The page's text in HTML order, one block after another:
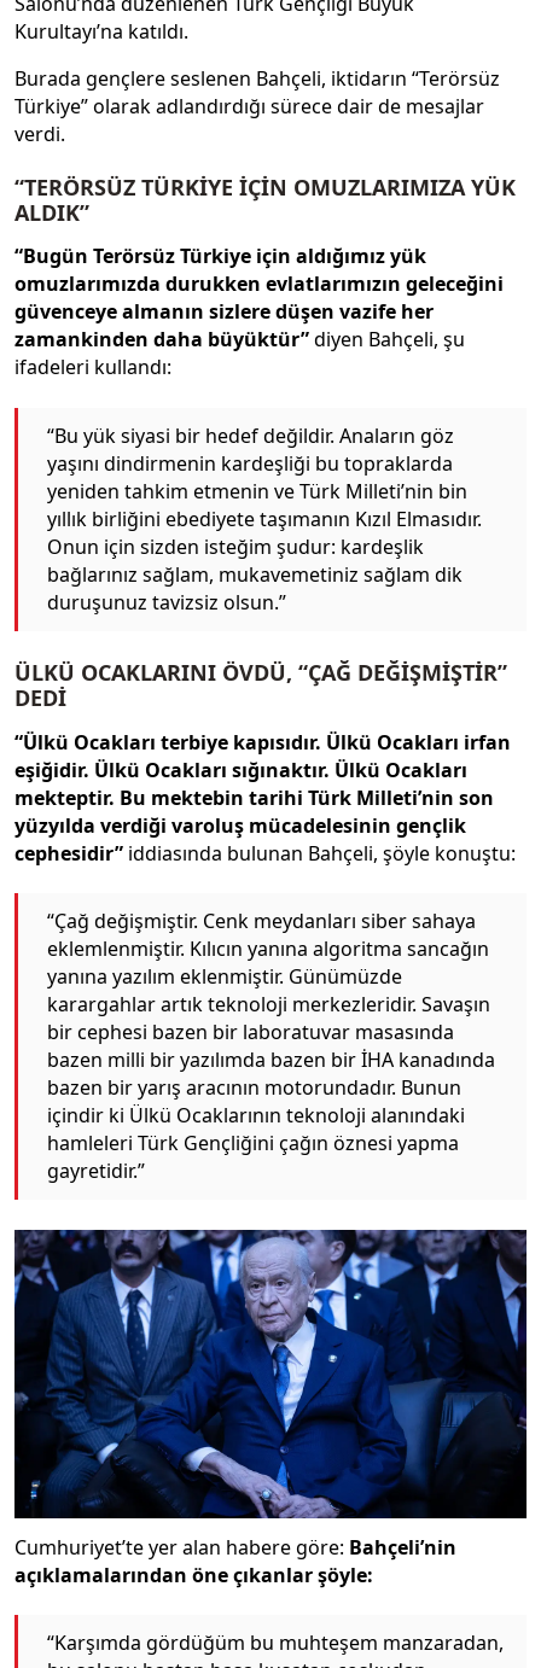
Kurultayı’na katıldı.
Burada gençlere seslenen Bahçeli, iktidarın “Terörsüz
Türkiye” olarak adlandırdığı sürece dair de mesajlar
verdi.
“TERÖRSÜZ TÜRKİYE İÇİN OMUZLARIMIZA YÜK
ALDIK”
“Bugün Terörsüz Türkiye için aldığımız yük
omuzlarımızda durukken evlatlarımızın geleceğini
güvenceye almanın sizlere düşen vazife her
zamankinden daha büyüktür”diyen Bahçeli, şu
ifadeleri kullandı:
“Bu yük siyasi bir hedef değildir. Anaların göz
yaşını dindirmenin kardeşliği bu topraklarda
yeniden tahkim etmenin ve Türk Milleti’nin bin
yıllık birliğini ebediyete taşımanın Kızıl Elmasıdır.
Onun için sizden isteğim şudur: kardeşlik
bağlarınız sağlam, mukavemetiniz sağlam dik
duruşunuz tavizsiz olsun.”
ÜLKÜ OCAKLARINI ÖVDÜ, “ÇAĞ DEĞİŞMİŞTİR”
DEDİ
“Ülkü Ocakları terbiye kapısıdır. Ülkü Ocakları irfan
eşiğidir. Ülkü Ocakları sığınaktır. Ülkü Ocakları
mekteptir. Bu mektebin tarihi Türk Milleti’nin son
yüzyılda verdiği varoluş mücadelesinin gençlik
cephesidir” iddiasında bulunan Bahçeli, şöyle konuştu:
“Çağ değişmiştir. Cenk meydanları siber sahaya
eklemlenmiştir. Kılıcın yanına algoritma sancağın
yanına yazılım eklenmiştir. Günümüzde
karargahlar artık teknoloji merkezleridir. Savaşın
bir cephesi bazen bir laboratuvar masasında
bazen milli bir yazılımda bazen bir İHA kanadında
bazen bir yarış aracının motorundadır. Bunun
içindir ki Ülkü Ocaklarının teknoloji alanındaki
hamleleri Türk Gençliğini çağın öznesi yapma
gayretidir.”
Cumhuriyet’te yer alan habere göre: Bahçeli’nin
açıklamalarından öne çıkanlar şöyle:
“Karşımda gördüğüm bu muhteşem manzaradan,